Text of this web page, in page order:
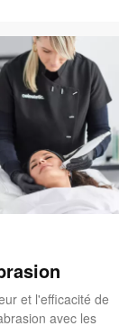
et l'efficacité de
avec les